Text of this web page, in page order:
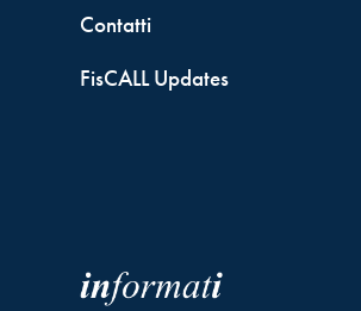
Contatti
FisCALL Updates